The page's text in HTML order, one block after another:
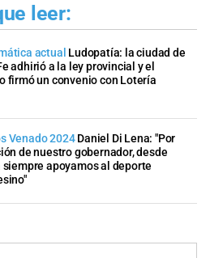
leer:
actual Ludopatía: la ciudad de
adhirió a la ley provincial y el
firmó un convenio con Lotería
Venado 2024 Daniel Di Lena: "Por
de nuestro gobernador, desde
apoyamos al deporte